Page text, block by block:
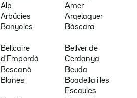
Alp
Amer
Arbúcies
Argelaguer
Banyoles Bàscara
Bellcaire
d'Empordà
Bellver de
Cerdanya
Bescanó
Beuda
Blanes
Boadella i les
Escaules